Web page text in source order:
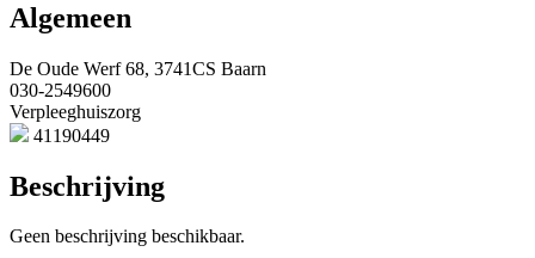
Algemeen
De Oude Werf 68, 3741CS Baarn
030-2549600
Verpleeghuiszorg
41190449
Beschrijving
Geen beschrijving beschikbaar.